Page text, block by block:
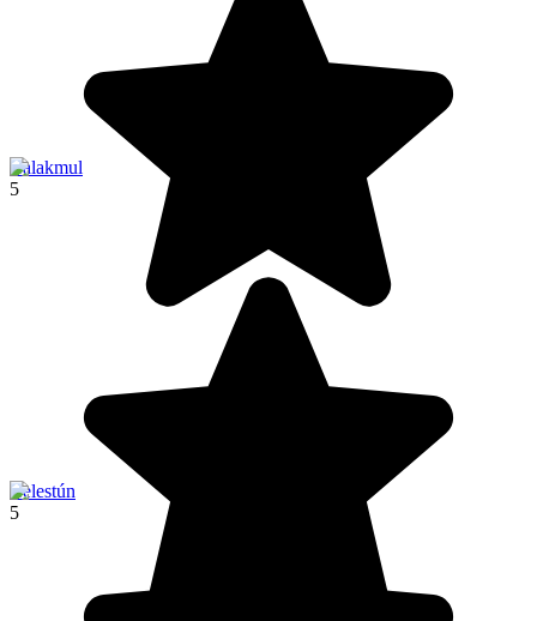
Calakmul
5
Celestún
5